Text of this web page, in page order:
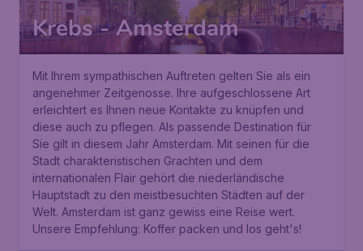
Krebs - Amsterdam
Mit Ihrem sympathischen Auftreten gelten Sie als ein
angenehmer Zeitgenosse. Ihre aufgeschlossene Art
erleichtert es Ihnen neue Kontakte zu knüpfen und
diese auch zu pflegen. Als passende Destination für
Sie gilt in diesem Jahr Amsterdam. Mit seinen für die
Stadt charakteristischen Grachten und dem
internationalen Flair gehört die niederländische
Hauptstadt zu den meistbesuchten Städten auf der
Welt. Amsterdam ist ganz gewiss eine Reise wert.
Unsere Empfehlung: Koffer packen und los geht's!